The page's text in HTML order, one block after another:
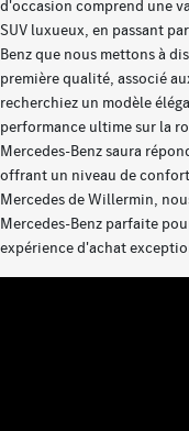
d'occasion comprend une
SUV luxueux, en passant
Benz que nous mettons à
première qualité, associé
recherchiez un modèle
performance ultime sur la
Mercedes-Benz saura
offrant un niveau de
Mercedes de Willermin,
Mercedes-Benz parfaite
expérience d'achat